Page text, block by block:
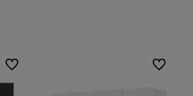
Do ulubionych Do